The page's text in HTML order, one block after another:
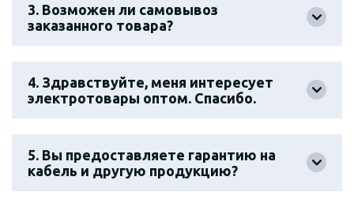
3. Возможен ли самовывоз
заказанного товара?
4. Здравствуйте, меня интересует
электротовары оптом. Спасибо.
5. Вы предоставляете гарантию на
кабель и другую продукцию?